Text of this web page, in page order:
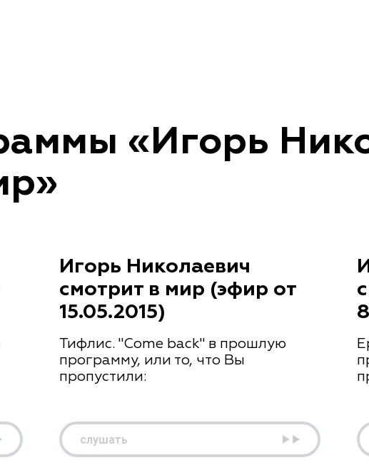
«Игорь
Игорь Николаевич
смотрит в мир (эфир от
15.05.2015)
Тифлис. "Come back" в прошлую
программу, или то, что Вы
пропустили:
слушать